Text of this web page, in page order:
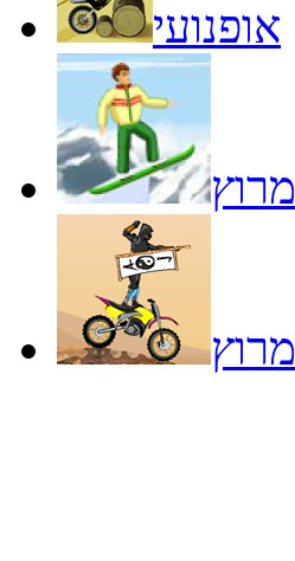
אופנועי
מרוץ
מרוץ